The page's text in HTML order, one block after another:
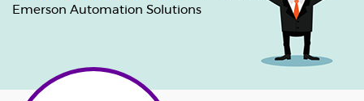
Emerson Automation Solutions